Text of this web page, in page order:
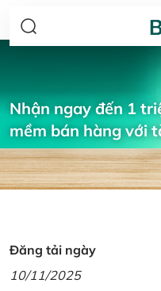
Nhận ngay đến 1
mềm bán hàng với
Đăng tải ngày
10/11/2025